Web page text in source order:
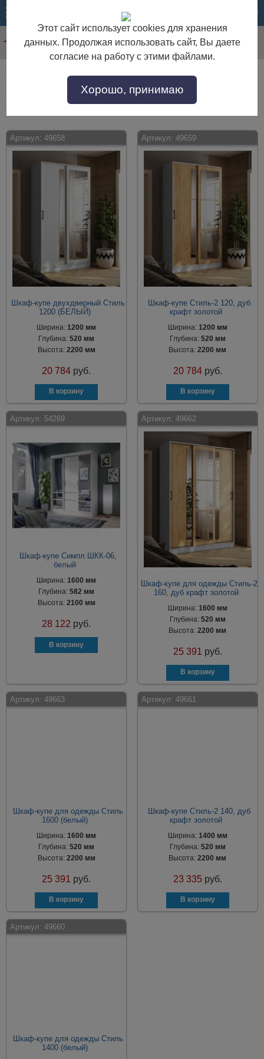
Шкафы-купе для одежды глубиной 50-59 см
Шкафы-купе для одежды глубиной 50-59 см по выгодной цене. Покупайте
Артикул: 49658
Шкаф-купе двухдверный Стиль
1200 (БЕЛЫЙ)
Ширина: 1200 мм
Глубина:520 мм
Высота: 2200 мм
20 784 руб.
Артикул: 49659
Шкаф-купе Стиль-2 120, дуб
крафт золотой
Ширина: 1200 мм
Глубина: 520 мм
Высота:2200 мм
20 784 руб.
Артикул: 54269
Шкаф-купе Симпл ШКК-06,
белый
Ширина:1600 мм
Глубина:582 мм
Высота: 2100 мм
28 122 руб.
Артикул: 49662
Шкаф-купе для одежды Стиль-2
160, дуб крафт золотой
Ширина: 1600 мм
Глубина: 520 мм
Высота:2200 мм
25 391 руб.
Артикул: 49663
Шкаф-купе для одежды Стиль
1600 (белый)
Ширина: 1600 мм
Глубина:520 мм
Высота: 2200 мм
25 391 руб.
Артикул: 49661
Шкаф-купе Стиль-2 140, дуб
крафт золотой
Ширина: 1400 мм
Глубина: 520 мм
Высота:2200 мм
23 335 руб.
Артикул: 49660
Шкаф-купе для одежды Стиль
1400 (белый)
Этот сайт использует cookies для хранения
данных. Продолжая использовать сайт, Вы даете
согласие на работу с этими файлами.
Хорошо, принимаю